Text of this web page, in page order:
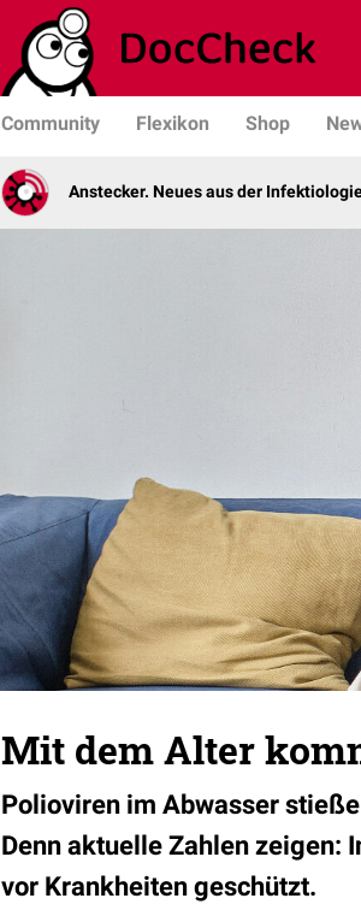
Community Flexikon Shop
Anstecker. Neues aus der
Mit dem Alter
Polioviren im Abwasser
Denn aktuelle Zahlen zeigen:
vor Krankheiten geschützt.